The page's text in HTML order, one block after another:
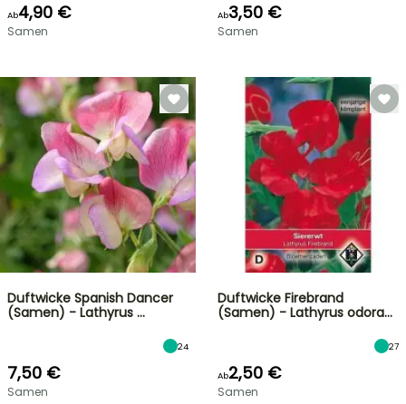
Ab4,90 €
Samen
Ab3,50 €
Samen
Duftwicke Spanish Dancer
(Samen) - Lathyrus …
24
7,50 €
Samen
Duftwicke Firebrand
(Samen) - Lathyrus odora…
27
Ab2,50 €
Samen